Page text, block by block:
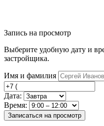
Запись на просмотр
Выберите удобную дату и
застройщика.
Имя и фамилия
Дата:
Время:
Записаться на просмотр